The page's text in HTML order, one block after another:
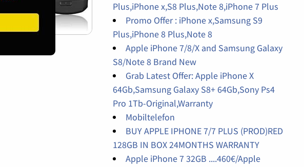
Plus,iPhone x,S8 Plus,Note 8,iPhone 7 Plus
Promo Offer : iPhone x,Samsung S9
Plus,iPhone 8 Plus,Note 8
Apple iPhone 7/8/X and Samsung Galaxy
S8/Note 8 Brand New
Grab Latest Offer: Apple iPhone X
64Gb,Samsung Galaxy S8+ 64Gb,Sony Ps4
Pro 1Tb-Original,Warranty
Mobiltelefon
BUY APPLE IPHONE 7/7 PLUS (PROD)RED
128GB IN BOX 24MONTHS WARRANTY
Apple iPhone 7 32GB ....460€/Apple